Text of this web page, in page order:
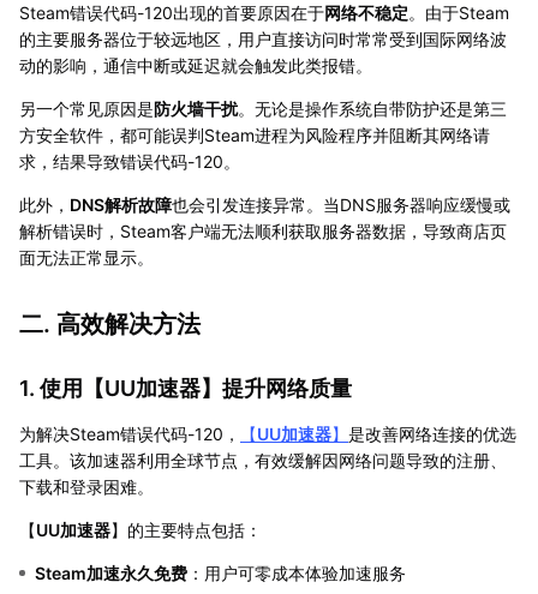
Steam错误代码-120出现的首要原因在于网络不稳定。由于Steam
的主要服务器位于较远地区，用户直接访问时常常受到国际网络波
动的影响，通信中断或延迟就会触发此类报错。
另一个常见原因是防火墙干扰。无论是操作系统自带防护还是第三
方安全软件，都可能误判Steam进程为风险程序并阻断其网络请
求，结果导致错误代码-120。
此外， DNS解析故障也会引发连接异常。当DNS服务器响应缓慢或
解析错误时，Steam客户端无法顺利获取服务器数据，导致商店页
面无法正常显示。
二. 高效解决方法
1. 使用【UU加速器】提升网络质量
为解决Steam错误代码-120， 【UU加速器】 是改善网络连接的优选
工具。该加速器利用全球节点，有效缓解因网络问题导致的注册、
下载和登录困难。
【UU加速器】的主要特点包括：
Steam加速永久免费 ：用户可零成本体验加速服务